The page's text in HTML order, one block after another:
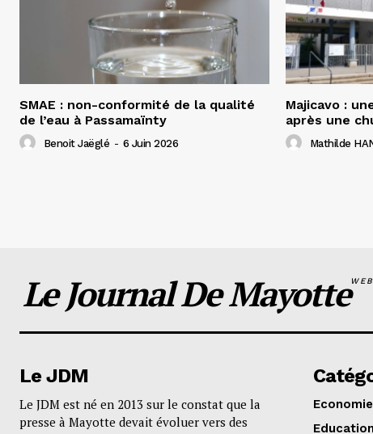
SMAE : non-conformité de la qualité
de l’eau à Passamaïnty
Benoit Jaëglé - 6 Juin 2026
Majicavo :
après une
Mathilde
Le Journal De MayotteWEB
Le JDM
Le JDM est né en 2013 sur le constat que la
presse à Mayotte devait évoluer vers des
Economie
Education